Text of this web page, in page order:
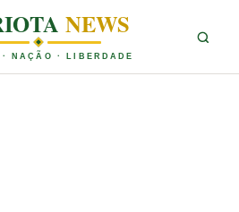
NEWS
NAÇÃO · LIBERDADE